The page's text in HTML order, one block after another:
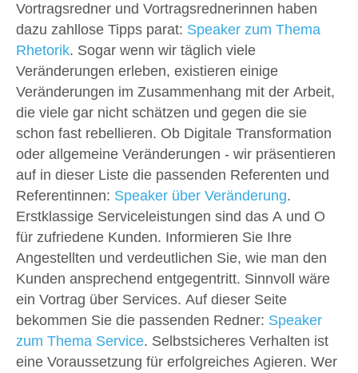
Vortragsredner und Vortragsrednerinnen haben
dazu zahllose Tipps parat: Speaker zum Thema
Rhetorik . Sogar wenn wir täglich viele
Veränderungen erleben, existieren einige
Veränderungen im Zusammenhang mit der Arbeit,
die viele gar nicht schätzen und gegen die sie
schon fast rebellieren. Ob Digitale Transformation
oder allgemeine Veränderungen - wir präsentieren
auf in dieser Liste die passenden Referenten und
Referentinnen: Speaker über Veränderung
Erstklassige Serviceleistungen sind das A und O
für zufriedene Kunden. Informieren Sie Ihre
Angestellten und verdeutlichen Sie, wie man den
Kunden ansprechend entgegentritt. Sinnvoll wäre
ein Vortrag über Services. Auf dieser Seite
bekommen Sie die passenden Redner: Speaker
zum Thema Service . Selbstsicheres Verhalten ist
eine Voraussetzung für erfolgreiches Agieren. Wer